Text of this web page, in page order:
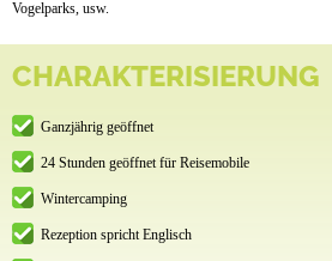
Vogelparks, usw.
CHARAKTERISIERUNG
Ganzjährig geöffnet
24 Stunden geöffnet für Reisemobile
Wintercamping
Rezeption spricht Englisch